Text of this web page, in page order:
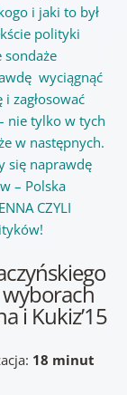
i jaki to był
polityki
sondaże
wyciągnąć
zagłosować
nie tylko w tych
w następnych.
się naprawdę
– Polska
CZYLI
i Kukiz’15
18 minut